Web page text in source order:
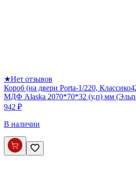
★Нет отзывов
Короб (на двери Porta-1/220,
МДФ Alaska 2070*70*32 (у,п) мм
942 ₽
В наличии